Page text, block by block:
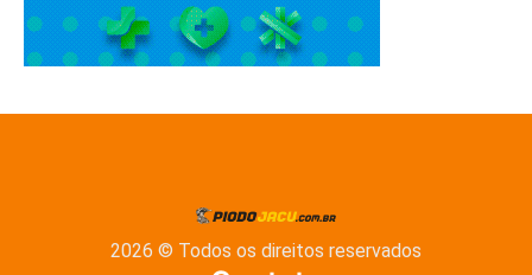
2026 © Todos os direitos reservados